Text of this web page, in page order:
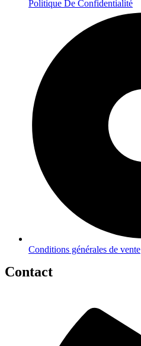
Politique De Confidentialité
Conditions générales de vente
Contact